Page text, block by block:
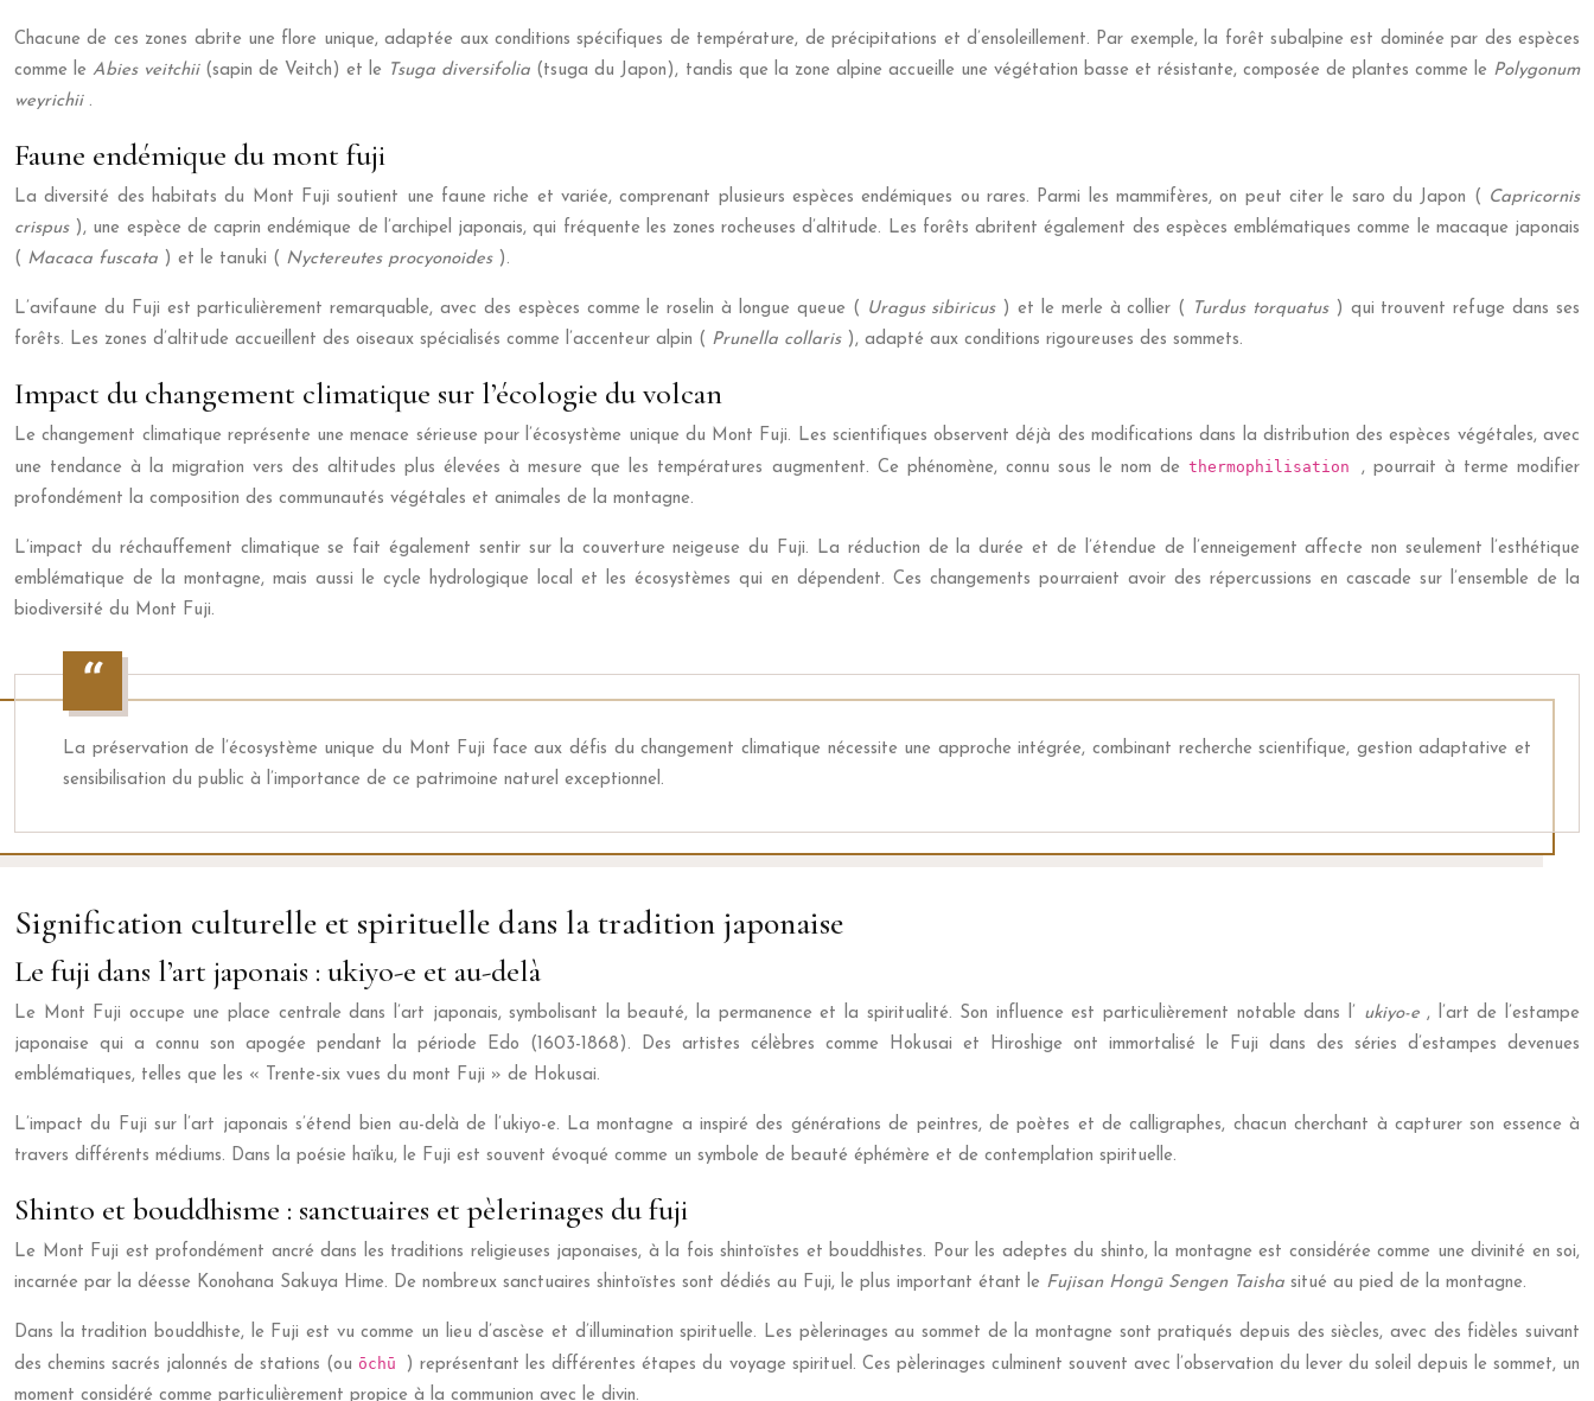
Chacune de ces zones abrite une flore unique, adaptée aux conditions spécifiques de température, de précipitations et d’ensoleillement. Par exemple, la forêt subalpine est dominée par des espèces
comme leAbies veitchii (sapin de Veitch) et le Tsuga diversifolia (tsuga du Japon), tandis que la zone alpine accueille une végétation basse et résistante, composée de plantes comme le Polygonum
weyrichii .
Faune endémique du mont fuji
La diversité des habitats du Mont Fuji soutient une faune riche et variée, comprenant plusieurs espèces endémiques ou rares. Parmi les mammifères, on peut citer le saro du Japon (
Capricornis
crispus ), une espèce de caprin endémique de l’archipel japonais, qui fréquente les zones rocheuses d’altitude. Les forêts abritent également des espèces emblématiques comme le macaque japonais
( Macaca fuscata ) et le tanuki ( Nyctereutes procyonoides ).
L’avifaune du Fuji est particulièrement remarquable, avec des espèces comme le roselin à longue queue ( Uragus sibiricus ) et le merle à collier ( Turdus torquatus ) qui trouvent refuge dans ses
forêts. Les zones d’altitude accueillent des oiseaux spécialisés comme l’accenteur alpin ( Prunella collaris ), adapté aux conditions rigoureuses des sommets.
Impact du changement climatique sur l’écologie du volcan
Le changement climatique représente une menace sérieuse pour l’écosystème unique du Mont Fuji. Les scientifiques observent déjà des modifications dans la distribution des espèces végétales, avec
une tendance à la migration vers des altitudes plus élevées à mesure que les températures augmentent. Ce phénomène, connu sous le nom de thermophilisation , pourrait à terme modifier
profondément la composition des communautés végétales et animales de la montagne.
L’impact du réchauffement climatique se fait également sentir sur la couverture neigeuse du Fuji. La réduction de la durée et de l’étendue de l’enneigement affecte non seulement l’esthétique
emblématique de la montagne, mais aussi le cycle hydrologique local et les écosystèmes qui en dépendent. Ces changements pourraient avoir des répercussions en cascade sur l’ensemble de la
biodiversité du Mont Fuji.
La préservation de l’écosystème unique du Mont Fuji face aux défis du changement climatique nécessite une approche intégrée, combinant recherche scientifique, gestion adaptative et
sensibilisation du public à l’importance de ce patrimoine naturel exceptionnel.
Signification culturelle et spirituelle dans la tradition japonaise
Le fuji dans l’art japonais : ukiyo-e et au-delà
Le Mont Fuji occupe une place centrale dans l’art japonais, symbolisant la beauté, la permanence et la spiritualité. Son influence est particulièrement notable dans l’ ukiyo-e , l’art de l’estampe
japonaise qui a connu son apogée pendant la période Edo (1603-1868). Des artistes célèbres comme Hokusai et Hiroshige ont immortalisé le Fuji dans des séries d’estampes devenues
emblématiques, telles que les « Trente-six vues du mont Fuji » de Hokusai.
L’impact du Fuji sur l’art japonais s’étend bien au-delà de l’ukiyo-e. La montagne a inspiré des générations de peintres, de poètes et de calligraphes, chacun cherchant à capturer son essence à
travers différents médiums. Dans la poésie haïku, le Fuji est souvent évoqué comme un symbole de beauté éphémère et de contemplation spirituelle.
Shinto et bouddhisme : sanctuaires et pèlerinages du fuji
Le Mont Fuji est profondément ancré dans les traditions religieuses japonaises, à la fois shintoïstes et bouddhistes. Pour les adeptes du shinto, la montagne est considérée comme une divinité en soi,
incarnée par la déesse Konohana Sakuya Hime. De nombreux sanctuaires shintoïstes sont dédiés au Fuji, le plus important étant le Fujisan Hongū Sengen Taisha situé au pied de la montagne.
Dans la tradition bouddhiste, le Fuji est vu comme un lieu d’ascèse et d’illumination spirituelle. Les pèlerinages au sommet de la montagne sont pratiqués depuis des siècles, avec des fidèles suivant
des chemins sacrés jalonnés de stations (ou ōchū
) représentant les différentes étapes du voyage spirituel. Ces pèlerinages culminent souvent avec l’observation du lever du soleil depuis le sommet, un
moment considéré comme particulièrement propice à la communion avec le divin.